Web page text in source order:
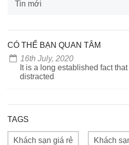
Tin mới
CÓ THỂ BẠN QUAN TÂM
16th July, 2020
It is a long established fact
distracted
TAGS
Khách sạn giá rẻ Khách